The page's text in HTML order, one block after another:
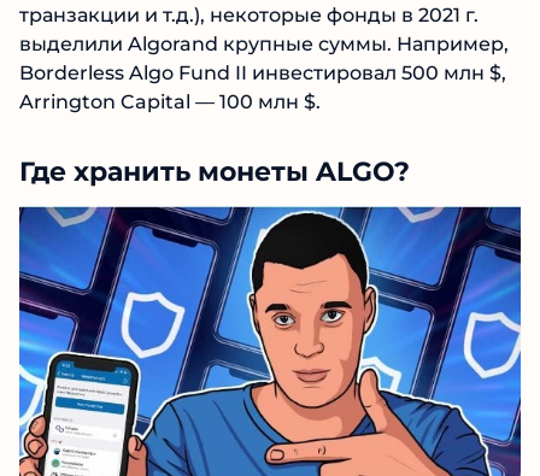
транзакции и т.д.), некоторые фонды в 2021 г.
выделили Algorand крупные суммы. Например,
Borderless Algo Fund II инвестировал 500 млн $,
Arrington Capital — 100 млн $.
Где хранить монеты ALGO?